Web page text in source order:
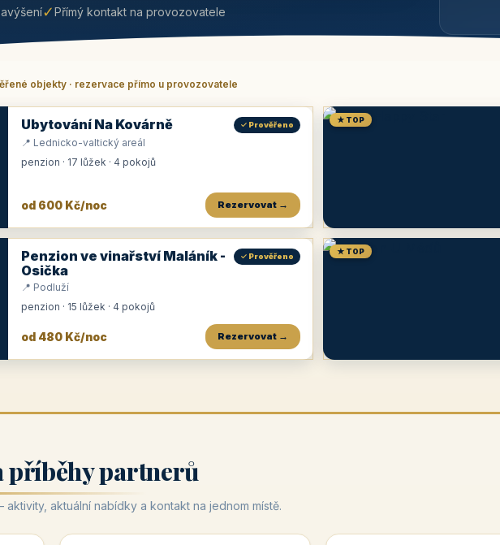
✓Přímý kontakt na provozovatele
objekty · rezervace přímo u provozovatele
Ubytování Na Kovárně ✓ Prověřeno
📍 Lednicko-valtický areál
penzion · 17 lůžek · 4 pokojů
od 600 Kč/noc Rezervovat →
★ TOP
Penzion ve vinařství Maláník -
Osička
✓ Prověřeno
📍 Podluží
penzion · 15 lůžek · 4 pokojů
od 480 Kč/noc Rezervovat →
★ TOP
příběhy partnerů
aktuální nabídky a kontakt na jednom místě.